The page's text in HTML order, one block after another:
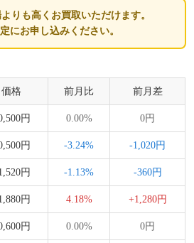
りも高くお買取いただけます。
にお申し込みください。
価格 前月比 前月差
円 0.00% 0円
円 -3.24% -1,020円
円 -1.13% -360円
円 4.18% +1,280円
円 0.00% 0円